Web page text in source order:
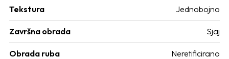
Tekstura Jednobojno
Završna obrada Sjaj
Obrada ruba Neretificirano